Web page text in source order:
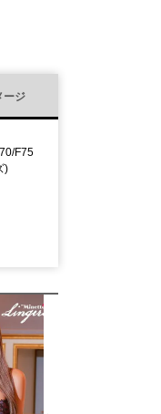
ージ
F75
)